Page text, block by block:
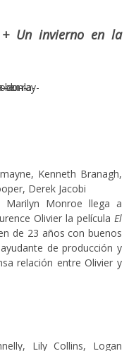
Un invierno en la
Kenneth Branagh,
Derek Jacobi
Monroe llega a
Olivier la película El
de 23 años con buenos
de producción y
relación entre Olivier y
Lily Collins, Logan